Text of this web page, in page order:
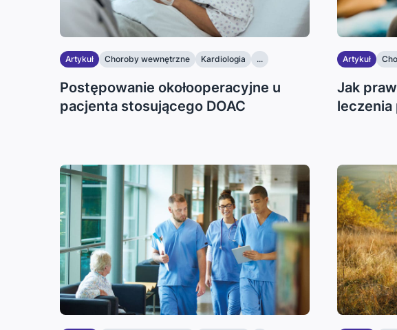
Artykuł Choroby wewnętrzne Kardiologia ...
Postępowanie okołooperacyjne u
pacjenta stosującego DOAC
Artykuł
Jak